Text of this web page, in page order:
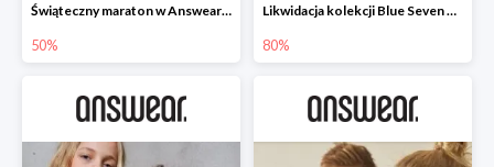
Świąteczny maraton w Answear do -50%
50%
Likwidacja kolekcji Blue Seven w Answear do -80%
80%